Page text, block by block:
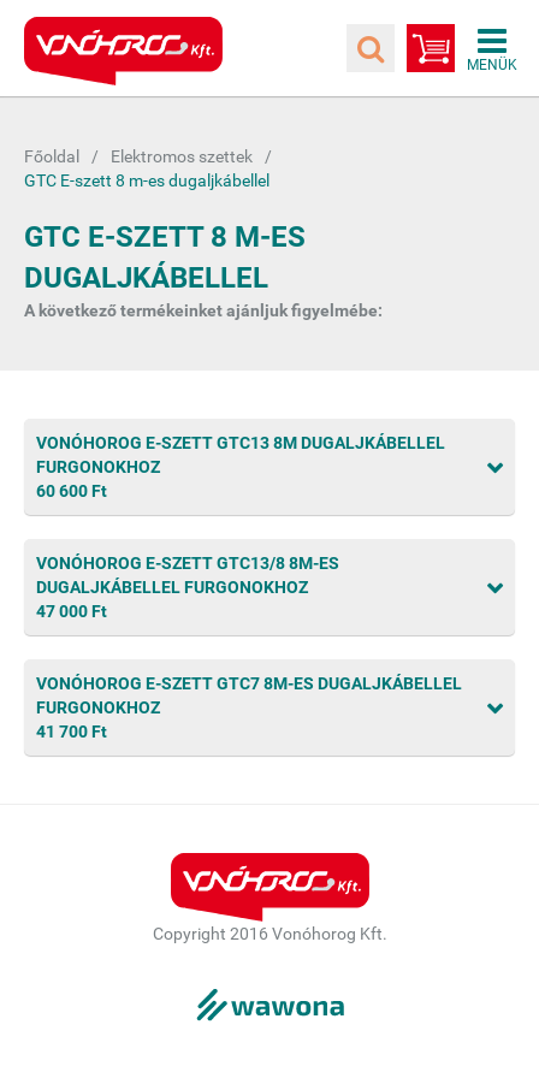
Főoldal
Elektromos szettek
GTC E-szett 8 m-es dugaljkábellel
GTC E-SZETT 8 M-ES
DUGALJKÁBELLEL
A következő termékeinket ajánljuk figyelmébe:
VONÓHOROG E-SZETT GTC13 8M DUGALJKÁBELLEL
FURGONOKHOZ
60 600 Ft
VONÓHOROG E-SZETT GTC13/8 8M-ES
DUGALJKÁBELLEL FURGONOKHOZ
47 000 Ft
VONÓHOROG E-SZETT GTC7 8M-ES DUGALJKÁBELLEL
FURGONOKHOZ
41 700 Ft
Copyright 2016 Vonóhorog Kft.